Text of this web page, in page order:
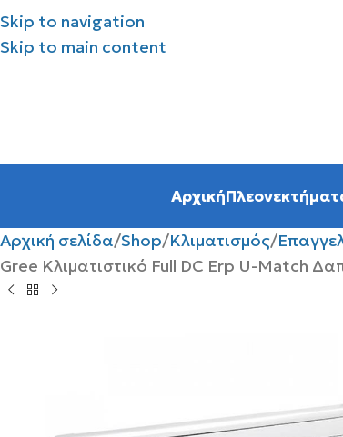
Skip to navigation
Skip to main content
Αρχική
Αρχική σελίδα Shop Κλιματισμός
Gree Κλιματιστικό Full DC Erp U-Match